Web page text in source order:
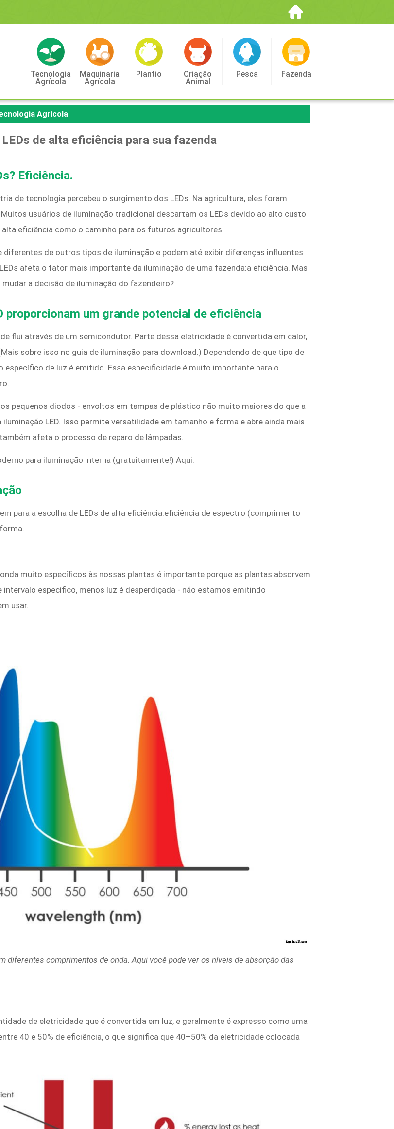
Tecnologia
Agrícola
Maquinaria
Agrícola
Plantio Criação
Animal
Pesca Fazenda
Agrícola
de alta eficiência para sua fazenda
Eficiência.
de tecnologia percebeu o surgimento dos LEDs. Na agricultura, eles foram
usuários de iluminação tradicional descartam os LEDs devido ao alto custo
eficiência como o caminho para os futuros agricultores.
diferentes de outros tipos de iluminação e podem até exibir diferenças influentes
afeta o fator mais importante da iluminação de uma fazenda:a eficiência. Mas
a decisão de iluminação do fazendeiro?
proporcionam um grande potencial de eficiência
flui através de um semicondutor. Parte dessa eletricidade é convertida em calor,
sobre isso no guia de iluminação para download.) Dependendo de que tipo de
de luz é emitido. Essa especificidade é muito importante para o
pequenos diodos - envoltos em tampas de plástico não muito maiores do que a
LED. Isso permite versatilidade em tamanho e forma e abre ainda mais
afeta o processo de reparo de lâmpadas.
para iluminação interna (gratuitamente!) Aqui.
para a escolha de LEDs de alta eficiência:eficiência de espectro (comprimento
muito específicos às nossas plantas é importante porque as plantas absorvem
específico, menos luz é desperdiçada - não estamos emitindo
usar.
diferentes comprimentos de onda. Aqui você pode ver os níveis de absorção das
de eletricidade que é convertida em luz, e geralmente é expresso como uma
40 e 50% de eficiência, o que significa que 40–50% da eletricidade colocada